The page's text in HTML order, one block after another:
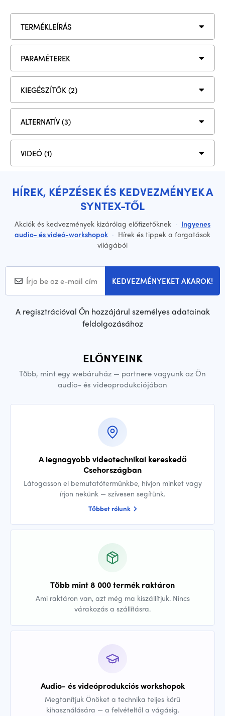
TERMÉKLEÍRÁS
PARAMÉTEREK
KIEGÉSZÍTŐK (2)
ALTERNATÍV (3)
VIDEÓ (1)
HÍREK, KÉPZÉSEK ÉS KEDVEZMÉNYEK A
SYNTEX-TŐL
Akciók és kedvezmények kizárólag előfizetőknek · Ingyenes
audio- és videó-workshopok · Hírek és tippek a forgatások
világából
KEDVEZMÉNYEKET AKAROK!
A regisztrációval Ön hozzájárul személyes adatainak
feldolgozásához
ELŐNYEINK
Több, mint egy webáruház — partnere vagyunk az Ön
audio- és videoprodukciójában
A legnagyobb videotechnikai kereskedő
Csehországban
Látogasson el bemutatótermünkbe, hívjon minket vagy
írjon nekünk — szívesen segítünk.
Többet rólunk
Több mint 8 000 termék raktáron
Ami raktáron van, azt még ma kiszállítjuk. Nincs
várakozás a szállításra.
Audio- és videóprodukciós workshopok
Megtanítjuk Önöket a technika teljes körű
kihasználására — a felvételtől a vágásig.